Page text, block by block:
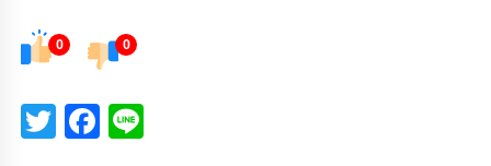
0 0
TwitterFacebook